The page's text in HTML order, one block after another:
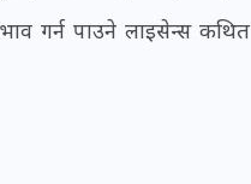
गर्न पाउने लाइसेन्स कथित